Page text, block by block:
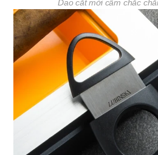
Dao cắt mới cầm chắc